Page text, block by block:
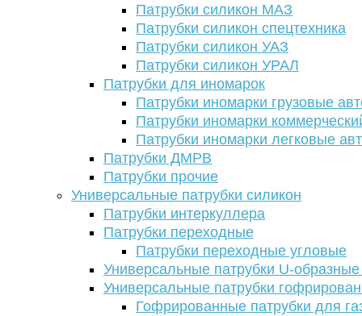
Патрубки силикон МАЗ
Патрубки силикон спецтехника
Патрубки силикон УАЗ
Патрубки силикон УРАЛ
Патрубки для иномарок
Патрубки иномарки грузовые
Патрубки иномарки
Патрубки иномарки легковые
Патрубки ДМРВ
Патрубки прочие
Универсальные патрубки силикон
Патрубки интеркуллера
Патрубки переходные
Патрубки переходные угловые
Универсальные патрубки U-
Универсальные патрубки
Гофрированные патрубки для